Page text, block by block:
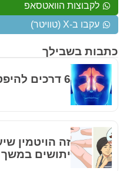
כתבות בשבילך
6 דרכים להיפטר מאלרגיות לתמיד
זה הויטמין
יתושים
לקבוצות הוואטסאפ
עקבו ב-X (טוויטר)